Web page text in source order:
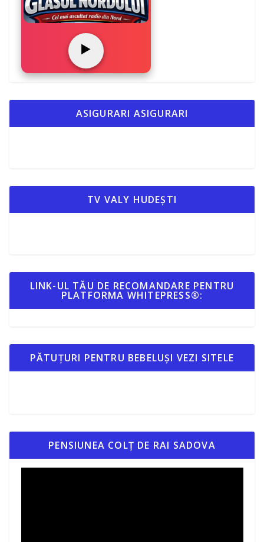
▶️
ASIGURARI ASIGURARI
TV VALY HUDEȘTI
LINK-UL TĂU DE RECOMANDARE PENTRU
PLATFORMA WHITEPRESS®:
PĂTUȚURI PENTRU BEBELUȘI VEZI SITELE
PENSIUNEA COLȚ DE RAI SADOVA